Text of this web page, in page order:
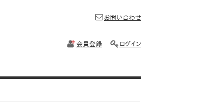
お問い合わせ
会員登録 ログイン